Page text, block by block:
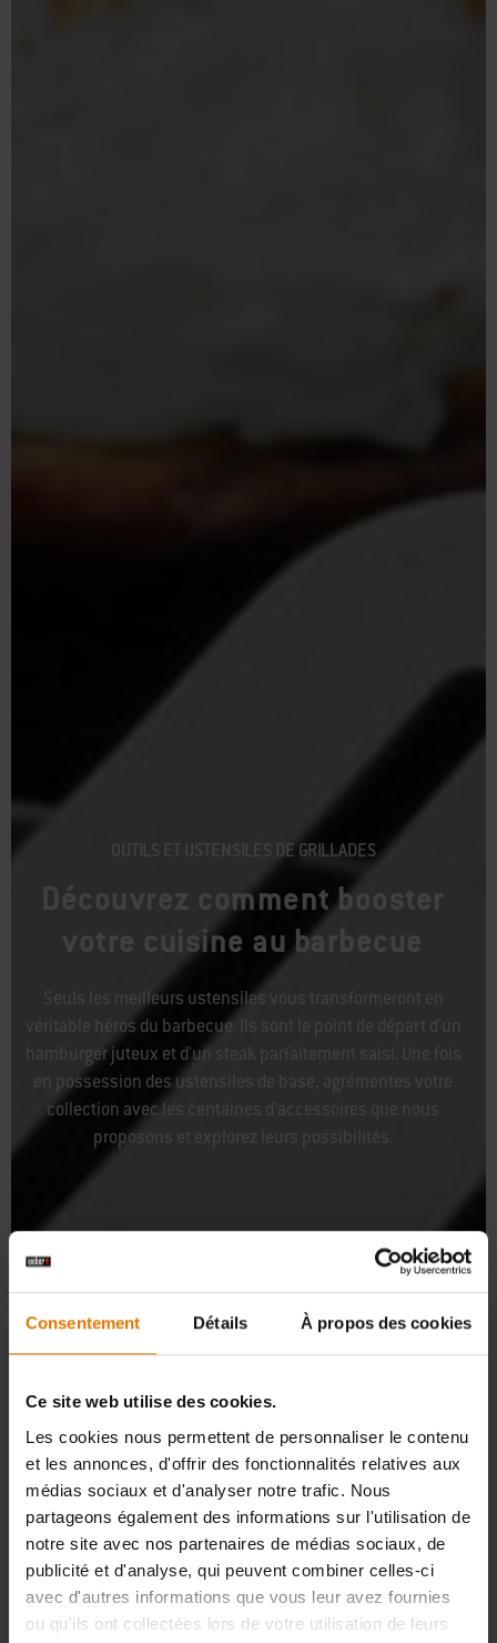
Consentement Détails À propos des cookies
Ce site web utilise des cookies.
Les cookies nous permettent de personnaliser le contenu
et les annonces, d'offrir des fonctionnalités relatives aux
médias sociaux et d'analyser notre trafic. Nous
partageons également des informations sur l'utilisation de
notre site avec nos partenaires de médias sociaux, de
publicité et d'analyse, qui peuvent combiner celles-ci
avec d'autres informations que vous leur avez fournies
ou qu'ils ont collectées lors de votre utilisation de leurs
OUTILS ET USTENSILES DE GRILLADES
Découvrez comment booster
votre cuisine au barbecue
Seuls les meilleurs ustensiles vous transformeront en
véritable héros du barbecue. Ils sont le point de départ d'un
hamburger juteux et d'un steak parfaitement saisi. Une fois
en possession des ustensiles de base, agrémentes votre
collection avec les centaines d'accessoires que nous
proposons et explorez leurs possibilités.